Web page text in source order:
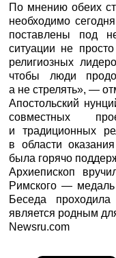
По мнению обеих
необходимо
поставлены под
ситуации не
религиозных
чтобы люди
а не стрелять», —
Апостольский
совместных
и традиционных
в области
была горячо
Архиепископ
Римского —
Беседа
является родным
Newsru.com